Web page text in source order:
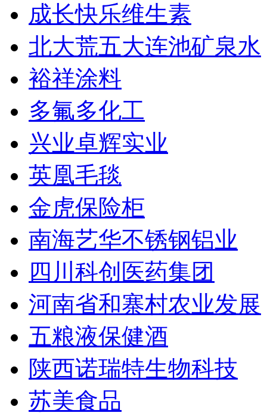
成长快乐维生素
北大荒五大连池矿泉水
裕祥涂料
多氟多化工
兴业卓辉实业
英凰毛毯
金虎保险柜
南海艺华不锈钢铝业
四川科创医药集团
河南省和寨村农业发展
五粮液保健酒
陕西诺瑞特生物科技
苏美食品